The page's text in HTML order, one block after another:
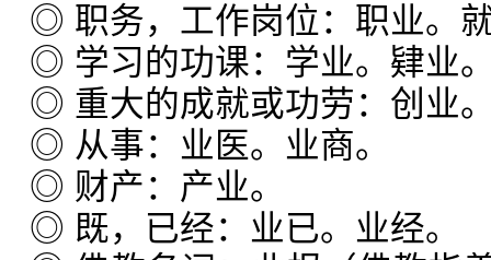
◎ 职务，工作岗位：职业。
◎ 学习的功课：学业。肄业
◎ 重大的成就或功劳：创业
◎ 从事：业医。业商。
◎ 财产：产业。
◎ 既，已经：业已。业经。